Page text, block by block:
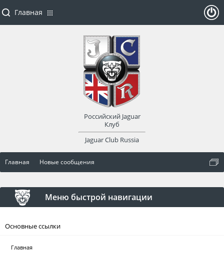
Главная Новые сообщения
Меню быстрой навигации
Основные ссылки
Главная
Главная
Российский Jaguar
Клуб
Jaguar Club Russia
оват